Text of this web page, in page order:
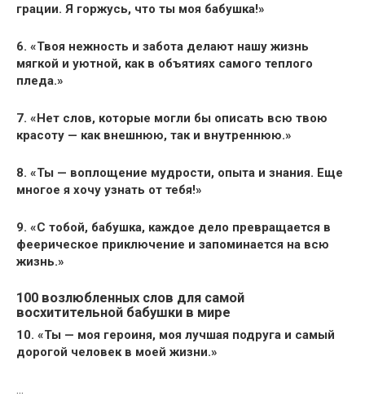
грации. Я горжусь, что ты моя бабушка!»
6. «Твоя нежность и забота делают нашу жизнь
мягкой и уютной, как в объятиях самого теплого
пледа.»
7. «Нет слов, которые могли бы описать всю твою
красоту — как внешнюю, так и внутреннюю.»
8. «Ты — воплощение мудрости, опыта и знания. Еще
многое я хочу узнать от тебя!»
9. «С тобой, бабушка, каждое дело превращается в
феерическое приключение и запоминается на всю
жизнь.»
100 возлюбленных слов для самой
восхитительной бабушки в мире
10. «Ты — моя героиня, моя лучшая подруга и самый
дорогой человек в моей жизни.»
…